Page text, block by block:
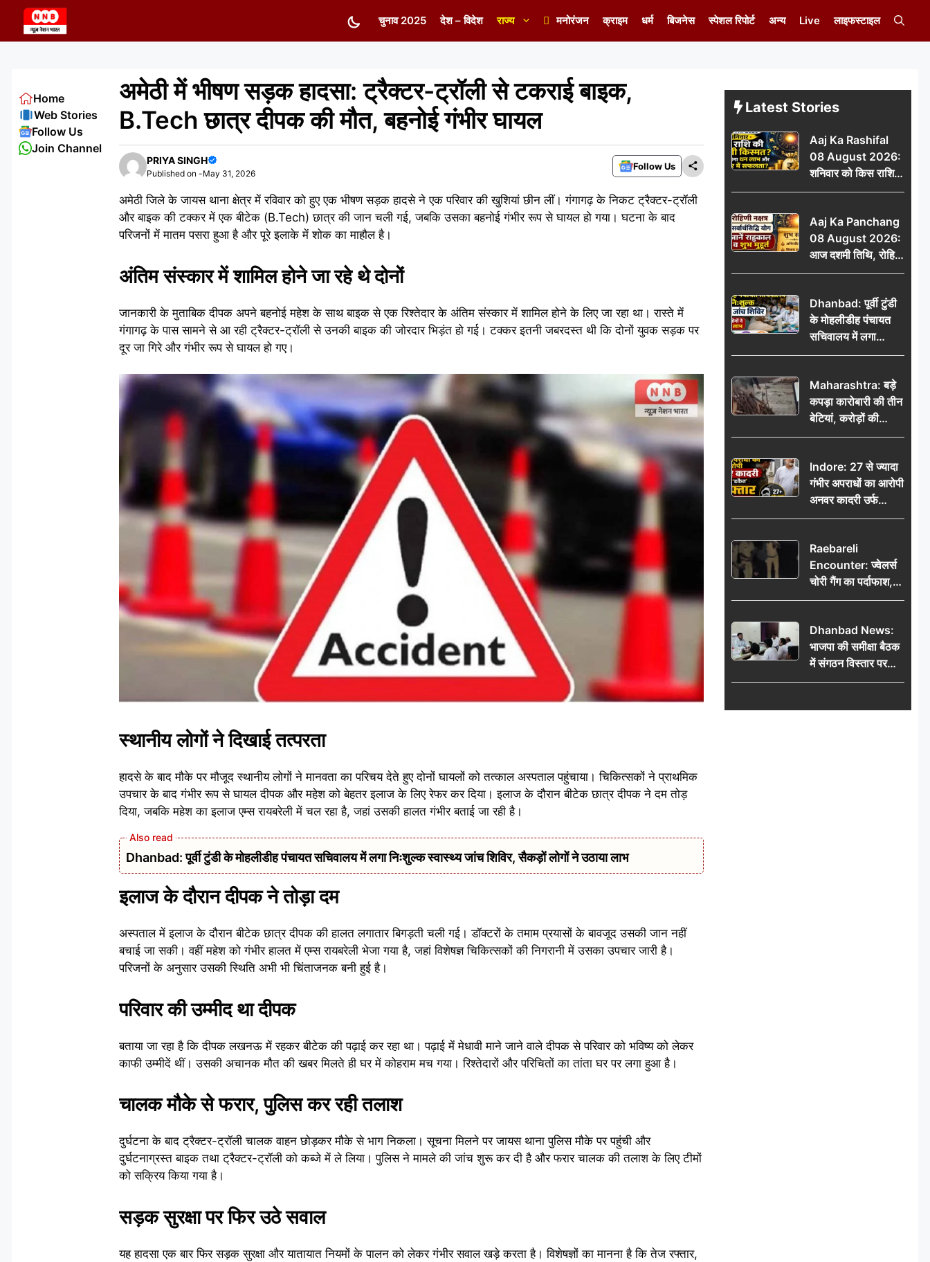
content
चुनाव 2025 देश – विदेश राज्य मनोरंजन क्राइम धर्म बिजनेस स्पेशल रिपोर्ट अन्य Live लाइफस्टाइल
अमेठी में भीषण सड़क हादसा: ट्रैक्टर-ट्रॉली से टकराई बाइक,
B.Tech छात्र दीपक की मौत, बहनोई गंभीर घायल
PRIYA SINGH
Published on -May 31, 2026
Follow Us
अमेठी जिले के जायस थाना क्षेत्र में रविवार को हुए एक भीषण सड़क हादसे ने एक परिवार की खुशियां छीन लीं। गंगागढ़ के निकट ट्रैक्टर-ट्रॉली
और बाइक की टक्कर में एक बीटेक (B.Tech) छात्र की जान चली गई, जबकि उसका बहनोई गंभीर रूप से घायल हो गया। घटना के बाद
परिजनों में मातम पसरा हुआ है और पूरे इलाके में शोक का माहौल है।
अंतिम संस्कार में शामिल होने जा रहे थे दोनों
जानकारी के मुताबिक दीपक अपने बहनोई महेश के साथ बाइक से एक रिश्तेदार के अंतिम संस्कार में शामिल होने के लिए जा रहा था। रास्ते में
गंगागढ़ के पास सामने से आ रही ट्रैक्टर-ट्रॉली से उनकी बाइक की जोरदार भिड़ंत हो गई। टक्कर इतनी जबरदस्त थी कि दोनों युवक सड़क पर
दूर जा गिरे और गंभीर रूप से घायल हो गए।
स्थानीय लोगों ने दिखाई तत्परता
हादसे के बाद मौके पर मौजूद स्थानीय लोगों ने मानवता का परिचय देते हुए दोनों घायलों को तत्काल अस्पताल पहुंचाया। चिकित्सकों ने प्राथमिक
उपचार के बाद गंभीर रूप से घायल दीपक और महेश को बेहतर इलाज के लिए रेफर कर दिया। इलाज के दौरान बीटेक छात्र दीपक ने दम तोड़
दिया, जबकि महेश का इलाज एम्स रायबरेली में चल रहा है, जहां उसकी हालत गंभीर बताई जा रही है।
Dhanbad: पूर्वी टुंडी के मोहलीडीह पंचायत सचिवालय में लगा निःशुल्क स्वास्थ्य जांच शिविर, सैकड़ों लोगों ने उठाया लाभ
इलाज के दौरान दीपक ने तोड़ा दम
अस्पताल में इलाज के दौरान बीटेक छात्र दीपक की हालत लगातार बिगड़ती चली गई। डॉक्टरों के तमाम प्रयासों के बावजूद उसकी जान नहीं
बचाई जा सकी। वहीं महेश को गंभीर हालत में एम्स रायबरेली भेजा गया है, जहां विशेषज्ञ चिकित्सकों की निगरानी में उसका उपचार जारी है।
परिजनों के अनुसार उसकी स्थिति अभी भी चिंताजनक बनी हुई है।
परिवार की उम्मीद था दीपक
बताया जा रहा है कि दीपक लखनऊ में रहकर बीटेक की पढ़ाई कर रहा था। पढ़ाई में मेधावी माने जाने वाले दीपक से परिवार को भविष्य को लेकर
काफी उम्मीदें थीं। उसकी अचानक मौत की खबर मिलते ही घर में कोहराम मच गया। रिश्तेदारों और परिचितों का तांता घर पर लगा हुआ है।
चालक मौके से फरार, पुलिस कर रही तलाश
दुर्घटना के बाद ट्रैक्टर-ट्रॉली चालक वाहन छोड़कर मौके से भाग निकला। सूचना मिलने पर जायस थाना पुलिस मौके पर पहुंची और
दुर्घटनाग्रस्त बाइक तथा ट्रैक्टर-ट्रॉली को कब्जे में ले लिया। पुलिस ने मामले की जांच शुरू कर दी है और फरार चालक की तलाश के लिए टीमों
को सक्रिय किया गया है।
सड़क सुरक्षा पर फिर उठे सवाल
यह हादसा एक बार फिर सड़क सुरक्षा और यातायात नियमों के पालन को लेकर गंभीर सवाल खड़े करता है। विशेषज्ञों का मानना है कि तेज रफ्तार,
Home
Web Stories
Follow Us
Join Channel
Latest Stories
Aaj Ka Rashifal
08 August 2026:
शनिवार को किस राशि
की चमकेगी किस्मत,
और करियर में सफलता?
Aaj Ka Panchang
08 August 2026:
आज दशमी तिथि, रोहिणी
नक्षत्र और सर्वार्थसिद्धि
शुभ मुहूर्त
Dhanbad: पूर्वी टुंडी
के मोहलीडीह पंचायत
सचिवालय में लगा
निःशुल्क स्वास्थ्य जांच
उठाया लाभ
Maharashtra: बड़े
कपड़ा कारोबारी की तीन
बेटियां, करोड़ों की
कमाई… फिर भी पिता
अंतिम दिन, 5100 रुपये
भेजकर कहा– अंतिम
संस्कार कर दीजिए हम
नहीं आ पाएंगे
Indore: 27 से ज्यादा
गंभीर अपराधों का आरोपी
अनवर कादरी उर्फ
‘डकैत’ गिरफ्तार, इंदौर
Raebareli
Encounter: ज्वेलर्स
चोरी गैंग का पर्दाफाश,
पुलिस मुठभेड़ में दो
किलो चांदी बरामद
Dhanbad News:
भाजपा की समीक्षा बैठक
में संगठन विस्तार पर
मंथन, बीडीओ से
जनसमस्याओं का विवरण